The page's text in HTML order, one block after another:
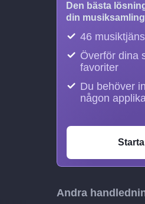
Den bästa
din
46
Överför dina
favoriter
Du behöver
någon
Andra